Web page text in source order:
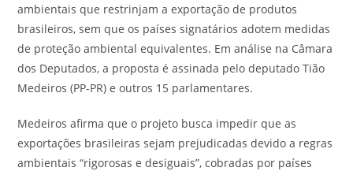
ambientais que restrinjam a exportação de produtos
brasileiros, sem que os países signatários adotem medidas
de proteção ambiental equivalentes. Em análise na Câmara
dos Deputados, a proposta é assinada pelo deputado Tião
Medeiros (PP-PR) e outros 15 parlamentares.
Medeiros afirma que o projeto busca impedir que as
exportações brasileiras sejam prejudicadas devido a regras
ambientais “rigorosas e desiguais”, cobradas por países